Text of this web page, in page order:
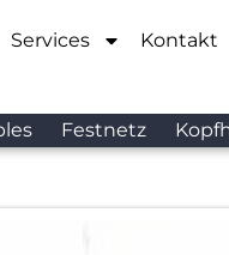
Services
Kontakt
Festnetz